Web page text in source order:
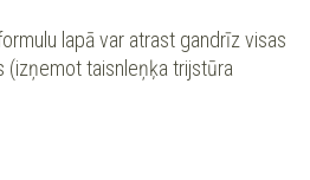
lapā var atrast gandrīz visas
(izņemot taisnleņķa trijstūra